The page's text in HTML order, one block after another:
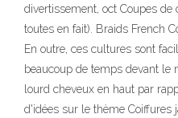
divertissement, oct Coupes de
toutes en fait). Braids French
En outre, ces cultures sont
beaucoup de temps devant le
lourd cheveux en haut par
d'idées sur le thème Coiffures